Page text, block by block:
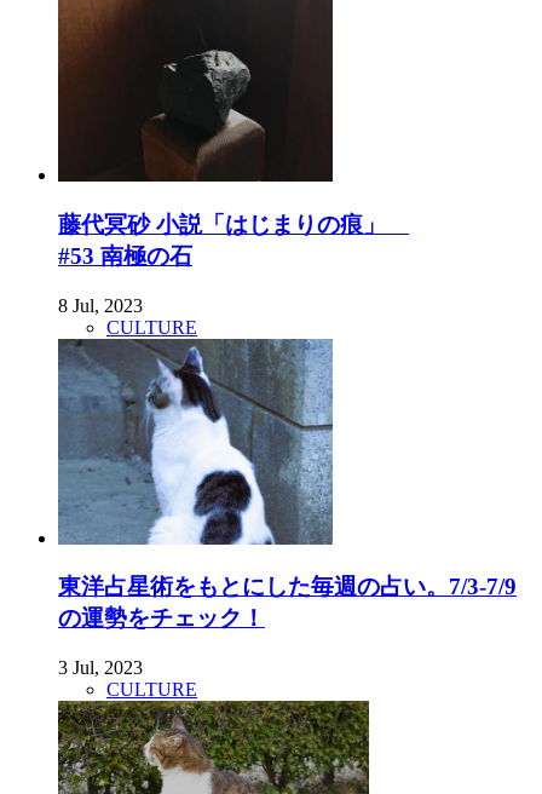
藤代冥砂 小説「はじまりの痕」
#53 南極の石
8 Jul, 2023
CULTURE
東洋占星術をもとにした毎週の占い。7/3-7/9
の運勢をチェック！
3 Jul, 2023
CULTURE